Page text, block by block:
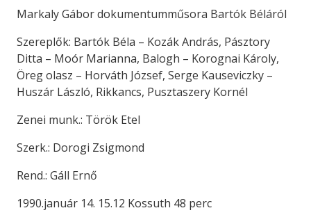
Markaly Gábor dokumentumműsora Bartók Béláról
Szereplők: Bartók Béla – Kozák András, Pásztory
Ditta – Moór Marianna, Balogh – Korognai Károly,
Öreg olasz – Horváth József, Serge Kauseviczky –
Huszár László, Rikkancs, Pusztaszery Kornél
Zenei munk.: Török Etel
Szerk.: Dorogi Zsigmond
Rend.: Gáll Ernő
1990.január 14. 15.12 Kossuth 48 perc